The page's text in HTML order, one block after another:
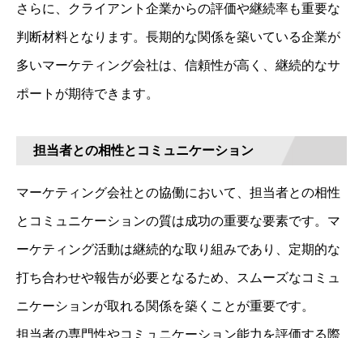
さらに、クライアント企業からの評価や継続率も重要な
判断材料となります。長期的な関係を築いている企業が
多いマーケティング会社は、信頼性が高く、継続的なサ
ポートが期待できます。
担当者との相性とコミュニケーション
マーケティング会社との協働において、担当者との相性
とコミュニケーションの質は成功の重要な要素です。マ
ーケティング活動は継続的な取り組みであり、定期的な
打ち合わせや報告が必要となるため、スムーズなコミュ
ニケーションが取れる関係を築くことが重要です。
担当者の専門性やコミュニケーション能力を評価する際